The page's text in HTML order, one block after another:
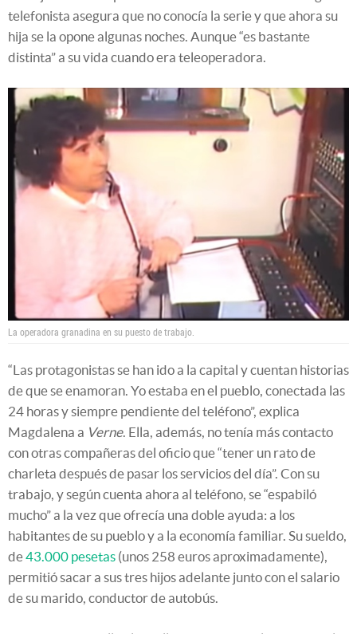
telefonista asegura que no conocía la serie y que ahora su
hija se la opone algunas noches. Aunque “es bastante
distinta” a su vida cuando era teleoperadora.
La operadora granadina en su puesto de trabajo.
“Las protagonistas se han ido a la capital y cuentan historias
de que se enamoran. Yo estaba en el pueblo, conectada las
24 horas y siempre pendiente del teléfono”, explica
Magdalena a Verne. Ella, además, no tenía más contacto
con otras compañeras del oficio que “tener un rato de
charleta después de pasar los servicios del día”. Con su
trabajo, y según cuenta ahora al teléfono, se “espabiló
mucho” a la vez que ofrecía una doble ayuda: a los
habitantes de su pueblo y a la economía familiar. Su sueldo,
de43.000 pesetas (unos 258 euros aproximadamente),
permitió sacar a sus tres hijos adelante junto con el salario
de su marido, conductor de autobús.